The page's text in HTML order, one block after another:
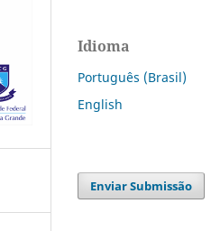
Idioma
Português (Brasil)
English
Enviar Submissão